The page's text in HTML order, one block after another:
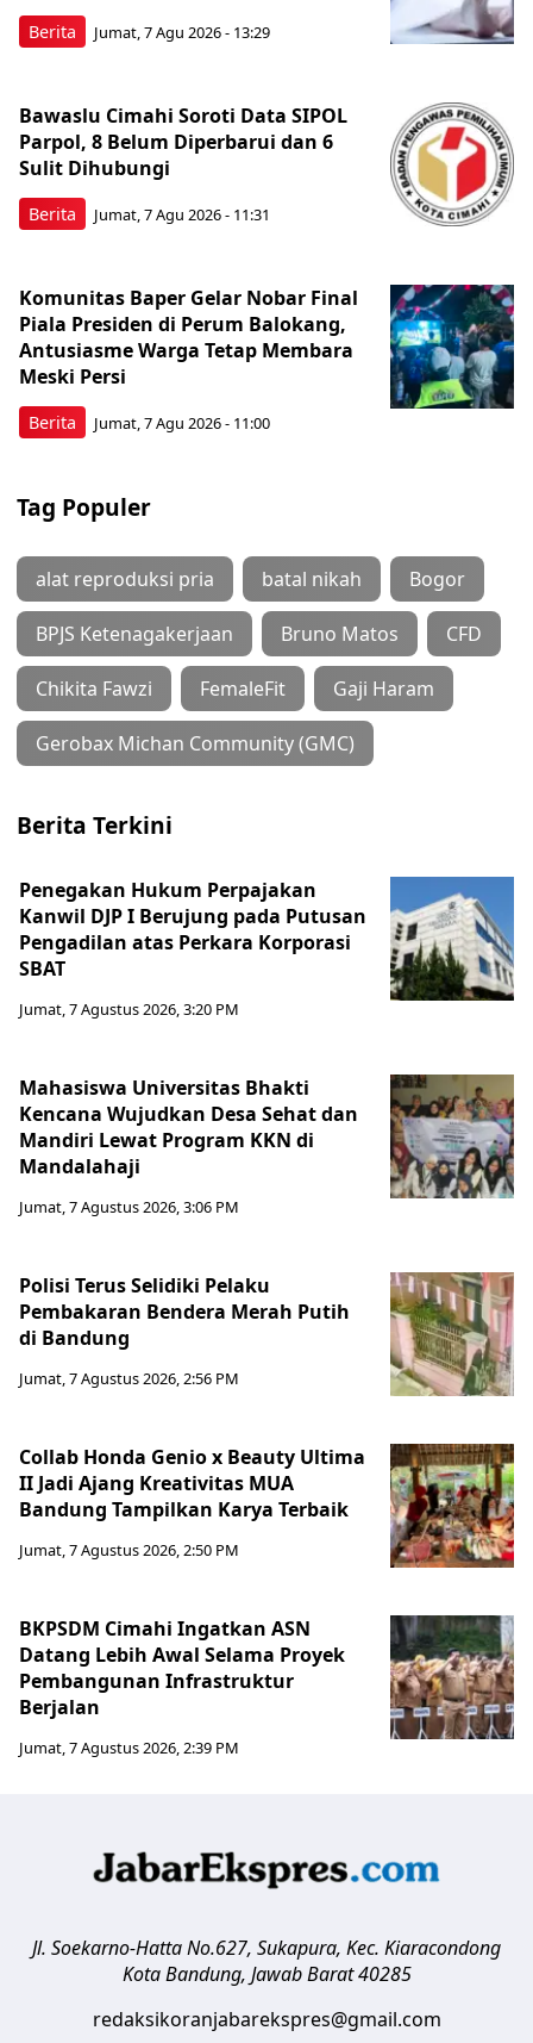
Berita Jumat, 7 Agu 2026 - 13:29
Berita
Bawaslu Cimahi Soroti Data SIPOL
Parpol, 8 Belum Diperbarui dan 6
Sulit Dihubungi
Jumat, 7 Agu 2026 - 11:31
Berita
Komunitas Baper Gelar Nobar Final
Piala Presiden di Perum Balokang,
Antusiasme Warga Tetap Membara
Meski Persi
Jumat, 7 Agu 2026 - 11:00
Tag Populer
alat reproduksi pria batal nikah Bogor
BPJS Ketenagakerjaan Bruno Matos CFD
Chikita Fawzi FemaleFit Gaji Haram
Gerobax Michan Community (GMC)
Berita Terkini
Penegakan Hukum Perpajakan
Kanwil DJP I Berujung pada Putusan
Pengadilan atas Perkara Korporasi
SBAT
Jumat, 7 Agustus 2026, 3:20 PM
Mahasiswa Universitas Bhakti
Kencana Wujudkan Desa Sehat dan
Mandiri Lewat Program KKN di
Mandalahaji
Jumat, 7 Agustus 2026, 3:06 PM
Polisi Terus Selidiki Pelaku
Pembakaran Bendera Merah Putih
di Bandung
Jumat, 7 Agustus 2026, 2:56 PM
Collab Honda Genio x Beauty Ultima
II Jadi Ajang Kreativitas MUA
Bandung Tampilkan Karya Terbaik
Jumat, 7 Agustus 2026, 2:50 PM
BKPSDM Cimahi Ingatkan ASN
Datang Lebih Awal Selama Proyek
Pembangunan Infrastruktur
Berjalan
Jumat, 7 Agustus 2026, 2:39 PM
Jl. Soekarno-Hatta No.627, Sukapura, Kec. Kiaracondong
Kota Bandung, Jawab Barat 40285
redaksikoranjabarekspres@gmail.com